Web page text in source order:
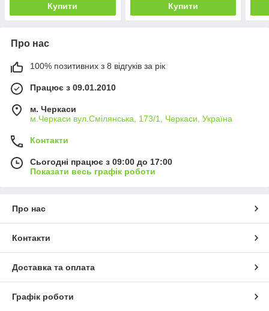
Купити Купити
Про нас
100% позитивних з 8 відгуків за рік
Працює з 09.01.2010
м. Черкаси
м.Черкаси вул.Смілянська, 173/1, Черкаси, Україна
Контакти
Сьогодні працює з 09:00 до 17:00
Показати весь графік роботи
Про нас
Контакти
Доставка та оплата
Графік роботи